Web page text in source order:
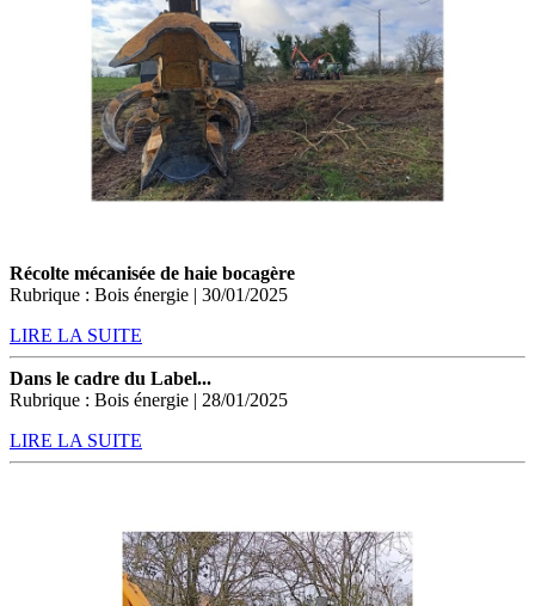
Récolte mécanisée de haie bocagère
Rubrique : Bois énergie | 30/01/2025
LIRE LA SUITE
Dans le cadre du Label...
Rubrique : Bois énergie | 28/01/2025
LIRE LA SUITE